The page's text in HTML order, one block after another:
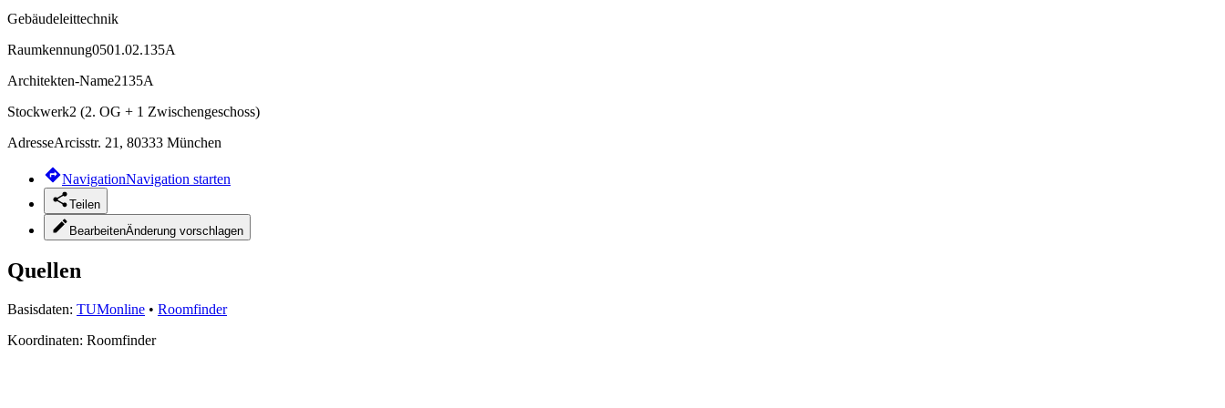
Gebäudeleittechnik
Raumkennung0501.02.135A
Architekten-Name2135A
Stockwerk2 (2. OG + 1 Zwischengeschoss)
AdresseArcisstr. 21, 80333 München
NavigationNavigation starten
Teilen
BearbeitenÄnderung vorschlagen
Quellen
Basisdaten: TUMonline • Roomfinder
Koordinaten: Roomfinder